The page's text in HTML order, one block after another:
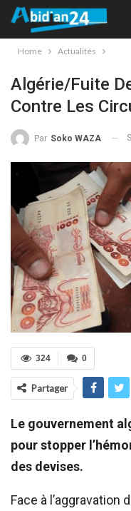
Home Actualités
Algérie/Fuite
Contre Les
Par Soko WAZA
0
324
Partager
Le gouvernement
pour stopper
des devises.
Face à l’aggravation